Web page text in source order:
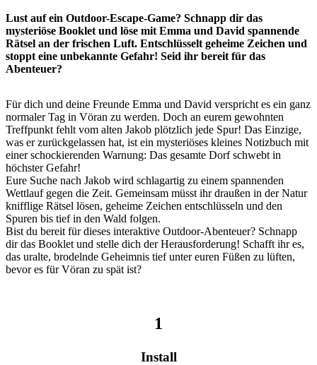
Install
Lust auf ein Outdoor-Escape-Game? Schnapp dir das
mysteriöse Booklet und löse mit Emma und David spannende
Rätsel an der frischen Luft. Entschlüsselt geheime Zeichen und
stoppt eine unbekannte Gefahr! Seid ihr bereit für das
Abenteuer?
Für dich und deine Freunde Emma und David verspricht es ein ganz
normaler Tag in Vöran zu werden. Doch an eurem gewohnten
Treffpunkt fehlt vom alten Jakob plötzlich jede Spur! Das Einzige,
was er zurückgelassen hat, ist ein mysteriöses kleines Notizbuch mit
einer schockierenden Warnung: Das gesamte Dorf schwebt in
höchster Gefahr!
Eure Suche nach Jakob wird schlagartig zu einem spannenden
Wettlauf gegen die Zeit. Gemeinsam müsst ihr draußen in der Natur
knifflige Rätsel lösen, geheime Zeichen entschlüsseln und den
Spuren bis tief in den Wald folgen.
Bist du bereit für dieses interaktive Outdoor-Abenteuer? Schnapp
dir das Booklet und stelle dich der Herausforderung! Schafft ihr es,
das uralte, brodelnde Geheimnis tief unter euren Füßen zu lüften,
bevor es für Vöran zu spät ist?